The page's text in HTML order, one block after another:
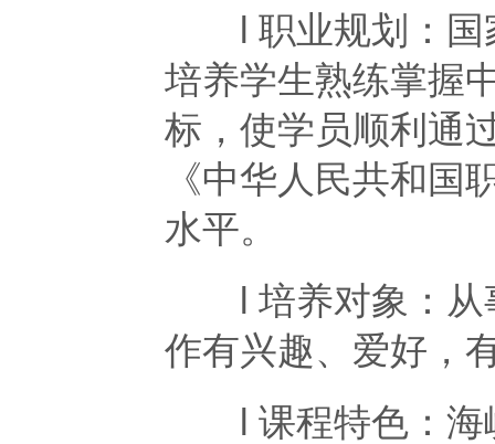
l 职业规划：国
培养学生熟练掌握
标，使学员顺利通
《中华人民共和国
水平。
l 培养对象：从
作有兴趣、爱好，
l 课程特色：海